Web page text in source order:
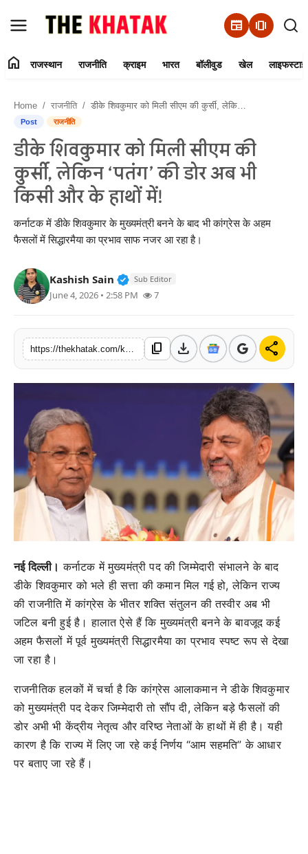
newspaper amp_stories
Contact Us
राजस्थान
राजनीति
क्राइम
बॉलीवुड
खेल
लाइफस्टाइल
home राजस्थान राजनीति क्राइम भारत बॉलीवुड खेल
Home राजनीति डीके शिवकुमार को मिली सीएम की कुर्सी, लेकिन ‘पतंग’ की डोर अब भी किसी और के हाथों में!
Post राजनीति
डीके शिवकुमार को मिली सीएम की
कुर्सी, लेकिन ‘पतंग’ की डोर अब भी
किसी और के हाथों में!
कर्नाटक में डीके शिवकुमार के मुख्यमंत्री बनने के बाद भी कांग्रेस के अहम
फैसलों में सिद्धारमैया का प्रभाव साफ नजर आ रहा है।
Kashish Sain Verified Public Figure • 11 Jun,
Sub Editor
June 4, 2026 • 2:58 PM 7
content_copy download share
नई दिल्ली। कर्नाटक में मुख्यमंत्री पद की जिम्मेदारी संभालने के बाद
डीके शिवकुमार को भले ही सत्ता की कमान मिल गई हो, लेकिन राज्य
की राजनीति में कांग्रेस के भीतर शक्ति संतुलन की तस्वीर अब भी
जटिल बनी हुई है। हालात ऐसे हैं कि मुख्यमंत्री बनने के बावजूद कई
अहम फैसलों में पूर्व मुख्यमंत्री सिद्धारमैया का प्रभाव स्पष्ट रूप से देखा
जा रहा है।
राजनीतिक हलकों में चर्चा है कि कांग्रेस आलाकमान ने डीके शिवकुमार
को मुख्यमंत्री पद देकर जिम्मेदारी तो सौंप दी, लेकिन बड़े फैसलों की
डोर अभी भी केंद्रीय नेतृत्व और वरिष्ठ नेताओं के हाथों में ही है। यही
कारण है कि राज्य में लिए जा रहे कई निर्णय “आम सहमति” के आधार
पर बताए जा रहे हैं।